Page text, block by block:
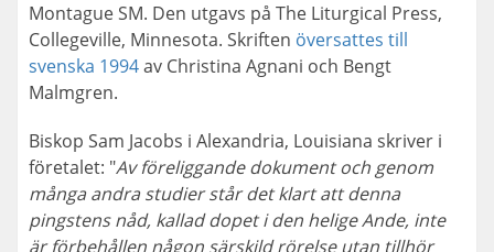
Montague SM. Den utgavs på The Liturgical Press,
Collegeville, Minnesota. Skriften översattes till
svenska 1994av Christina Agnani och Bengt
Malmgren.
Biskop Sam Jacobs i Alexandria, Louisiana skriver i
företalet: "Av föreliggande dokument och genom
många andra studier står det klart att denna
pingstens nåd, kallad dopet i den helige Ande, inte
är förbehållen någon särskild rörelse utan tillhör